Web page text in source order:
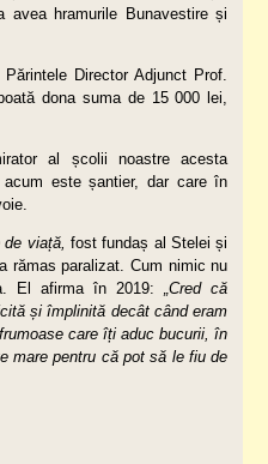
hramurile Bunavestire și
Director Adjunct Prof.
dona suma de 15 000 lei,
al școlii noastre acesta
acum este șantier, dar care în
viață, fost fundaș al Stelei și
rămas paralizat. Cum nimic nu
El afirma în 2019:
„Cred că
și împlinită decât când eram
care îți aduc bucurii, în
mare pentru că pot să le fiu de